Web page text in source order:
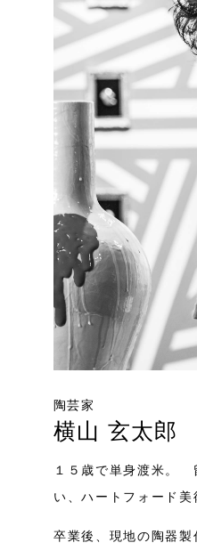
陶芸家
横山 玄太郎
１５歳で単身渡米。
い、ハートフォード美
卒業後、現地の陶器